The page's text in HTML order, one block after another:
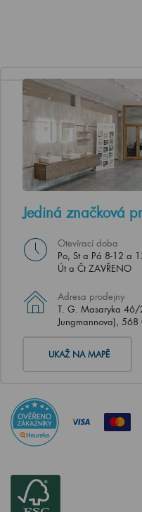
Jediná značková
Otevírací doba
Po, St a Pá 8-12 a
Út a Čt ZAVŘENO
Adresa prodejny
T. G. Masaryka 46/
Jungmannova), 568
UKAŽ NA MAPĚ